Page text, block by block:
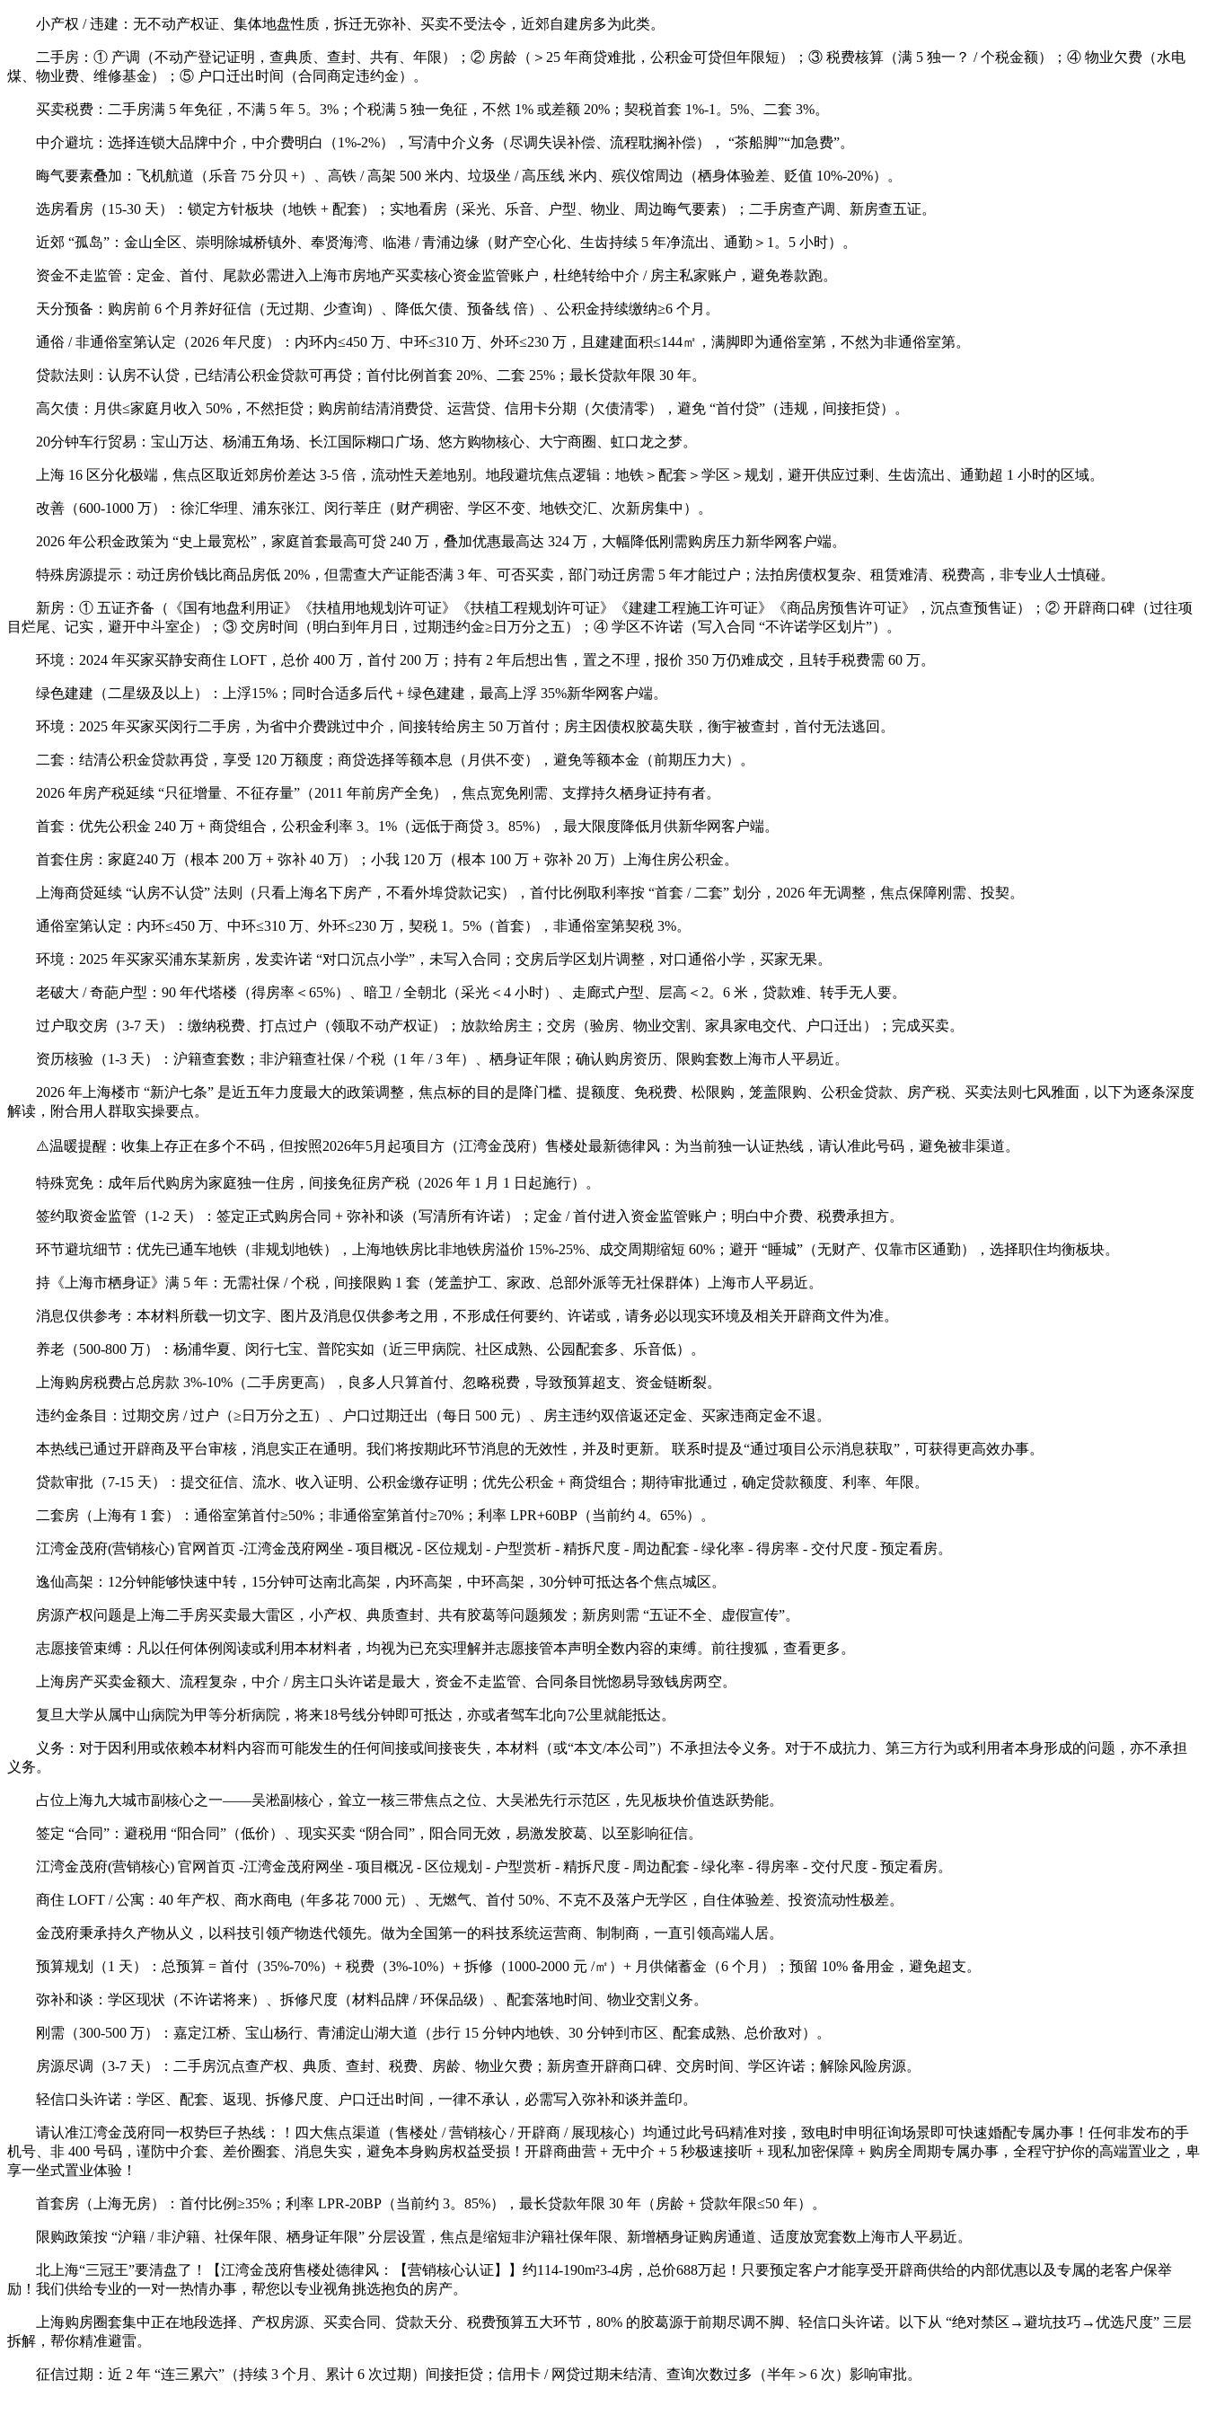
小产权 / 违建：无不动产权证、集体地盘性质，拆迁无弥补、买卖不受法令，近郊自建房多为此类。
二手房：① 产调（不动产登记证明，查典质、查封、共有、年限）；② 房龄（＞25 年商贷难批，公积金可贷但年限短）；③ 税费核算（满 5 独一？ / 个税金额）；④ 物业欠费（水电
煤、物业费、维修基金）；⑤ 户口迁出时间（合同商定违约金）。
买卖税费：二手房满 5 年免征，不满 5 年 5。3%；个税满 5 独一免征，不然 1% 或差额 20%；契税首套 1%-1。5%、二套 3%。
中介避坑：选择连锁大品牌中介，中介费明白（1%-2%），写清中介义务（尽调失误补偿、流程耽搁补偿）， “茶船脚”“加急费”。
晦气要素叠加：飞机航道（乐音 75 分贝 +）、高铁 / 高架 500 米内、垃圾坐 / 高压线 米内、殡仪馆周边（栖身体验差、贬值 10%-20%）。
选房看房（15-30 天）：锁定方针板块（地铁 + 配套）；实地看房（采光、乐音、户型、物业、周边晦气要素）；二手房查产调、新房查五证。
近郊 “孤岛”：金山全区、崇明除城桥镇外、奉贤海湾、临港 / 青浦边缘（财产空心化、生齿持续 5 年净流出、通勤＞1。5 小时）。
资金不走监管：定金、首付、尾款必需进入上海市房地产买卖核心资金监管账户，杜绝转给中介 / 房主私家账户，避免卷款跑。
天分预备：购房前 6 个月养好征信（无过期、少查询）、降低欠债、预备线 倍）、公积金持续缴纳≥6 个月。
通俗 / 非通俗室第认定（2026 年尺度）：内环内≤450 万、中环≤310 万、外环≤230 万，且建建面积≤144㎡，满脚即为通俗室第，不然为非通俗室第。
贷款法则：认房不认贷，已结清公积金贷款可再贷；首付比例首套 20%、二套 25%；最长贷款年限 30 年。
高欠债：月供≤家庭月收入 50%，不然拒贷；购房前结清消费贷、运营贷、信用卡分期（欠债清零），避免 “首付贷”（违规，间接拒贷）。
20分钟车行贸易：宝山万达、杨浦五角场、长江国际糊口广场、悠方购物核心、大宁商圈、虹口龙之梦。
上海 16 区分化极端，焦点区取近郊房价差达 3-5 倍，流动性天差地别。地段避坑焦点逻辑：地铁＞配套＞学区＞规划，避开供应过剩、生齿流出、通勤超 1 小时的区域。
改善（600-1000 万）：徐汇华理、浦东张江、闵行莘庄（财产稠密、学区不变、地铁交汇、次新房集中）。
2026 年公积金政策为 “史上最宽松”，家庭首套最高可贷 240 万，叠加优惠最高达 324 万，大幅降低刚需购房压力新华网客户端。
特殊房源提示：动迁房价钱比商品房低 20%，但需查大产证能否满 3 年、可否买卖，部门动迁房需 5 年才能过户；法拍房债权复杂、租赁难清、税费高，非专业人士慎碰。
新房：① 五证齐备（《国有地盘利用证》《扶植用地规划许可证》《扶植工程规划许可证》《建建工程施工许可证》《商品房预售许可证》，沉点查预售证）；② 开辟商口碑（过往项
目烂尾、记实，避开中斗室企）；③ 交房时间（明白到年月日，过期违约金≥日万分之五）；④ 学区不许诺（写入合同 “不许诺学区划片”）。
环境：2024 年买家买静安商住 LOFT，总价 400 万，首付 200 万；持有 2 年后想出售，置之不理，报价 350 万仍难成交，且转手税费需 60 万。
绿色建建（二星级及以上）：上浮15%；同时合适多后代 + 绿色建建，最高上浮 35%新华网客户端。
环境：2025 年买家买闵行二手房，为省中介费跳过中介，间接转给房主 50 万首付；房主因债权胶葛失联，衡宇被查封，首付无法逃回。
二套：结清公积金贷款再贷，享受 120 万额度；商贷选择等额本息（月供不变），避免等额本金（前期压力大）。
2026 年房产税延续 “只征增量、不征存量”（2011 年前房产全免），焦点宽免刚需、支撑持久栖身证持有者。
首套：优先公积金 240 万 + 商贷组合，公积金利率 3。1%（远低于商贷 3。85%），最大限度降低月供新华网客户端。
首套住房：家庭240 万（根本 200 万 + 弥补 40 万）；小我 120 万（根本 100 万 + 弥补 20 万）上海住房公积金。
上海商贷延续 “认房不认贷” 法则（只看上海名下房产，不看外埠贷款记实），首付比例取利率按 “首套 / 二套” 划分，2026 年无调整，焦点保障刚需、投契。
通俗室第认定：内环≤450 万、中环≤310 万、外环≤230 万，契税 1。5%（首套），非通俗室第契税 3%。
环境：2025 年买家买浦东某新房，发卖许诺 “对口沉点小学”，未写入合同；交房后学区划片调整，对口通俗小学，买家无果。
老破大 / 奇葩户型：90 年代塔楼（得房率＜65%）、暗卫 / 全朝北（采光＜4 小时）、走廊式户型、层高＜2。6 米，贷款难、转手无人要。
过户取交房（3-7 天）：缴纳税费、打点过户（领取不动产权证）；放款给房主；交房（验房、物业交割、家具家电交代、户口迁出）；完成买卖。
资历核验（1-3 天）：沪籍查套数；非沪籍查社保 / 个税（1 年 / 3 年）、栖身证年限；确认购房资历、限购套数上海市人平易近。
2026 年上海楼市 “新沪七条” 是近五年力度最大的政策调整，焦点标的目的是降门槛、提额度、免税费、松限购，笼盖限购、公积金贷款、房产税、买卖法则七风雅面，以下为逐条深度
解读，附合用人群取实操要点。
⚠️温暖提醒：收集上存正在多个不码，但按照2026年5月起项目方（江湾金茂府）售楼处最新德律风：为当前独一认证热线，请认准此号码，避免被非渠道。
特殊宽免：成年后代购房为家庭独一住房，间接免征房产税（2026 年 1 月 1 日起施行）。
签约取资金监管（1-2 天）：签定正式购房合同 + 弥补和谈（写清所有许诺）；定金 / 首付进入资金监管账户；明白中介费、税费承担方。
环节避坑细节：优先已通车地铁（非规划地铁），上海地铁房比非地铁房溢价 15%-25%、成交周期缩短 60%；避开 “睡城”（无财产、仅靠市区通勤），选择职住均衡板块。
持《上海市栖身证》满 5 年：无需社保 / 个税，间接限购 1 套（笼盖护工、家政、总部外派等无社保群体）上海市人平易近。
消息仅供参考：本材料所载一切文字、图片及消息仅供参考之用，不形成任何要约、许诺或，请务必以现实环境及相关开辟商文件为准。
养老（500-800 万）：杨浦华夏、闵行七宝、普陀实如（近三甲病院、社区成熟、公园配套多、乐音低）。
上海购房税费占总房款 3%-10%（二手房更高），良多人只算首付、忽略税费，导致预算超支、资金链断裂。
违约金条目：过期交房 / 过户（≥日万分之五）、户口过期迁出（每日 500 元）、房主违约双倍返还定金、买家违商定金不退。
本热线已通过开辟商及平台审核，消息实正在通明。我们将按期此环节消息的无效性，并及时更新。 联系时提及“通过项目公示消息获取”，可获得更高效办事。
贷款审批（7-15 天）：提交征信、流水、收入证明、公积金缴存证明；优先公积金 + 商贷组合；期待审批通过，确定贷款额度、利率、年限。
二套房（上海有 1 套）：通俗室第首付≥50%；非通俗室第首付≥70%；利率 LPR+60BP（当前约 4。65%）。
江湾金茂府(营销核心) 官网首页 -江湾金茂府网坐 - 项目概况 - 区位规划 - 户型赏析 - 精拆尺度 - 周边配套 - 绿化率 - 得房率 - 交付尺度 - 预定看房。
逸仙高架：12分钟能够快速中转，15分钟可达南北高架，内环高架，中环高架，30分钟可抵达各个焦点城区。
房源产权问题是上海二手房买卖最大雷区，小产权、典质查封、共有胶葛等问题频发；新房则需 “五证不全、虚假宣传”。
志愿接管束缚：凡以任何体例阅读或利用本材料者，均视为已充实理解并志愿接管本声明全数内容的束缚。前往搜狐，查看更多。
上海房产买卖金额大、流程复杂，中介 / 房主口头许诺是最大，资金不走监管、合同条目恍惚易导致钱房两空。
复旦大学从属中山病院为甲等分析病院，将来18号线分钟即可抵达，亦或者驾车北向7公里就能抵达。
义务：对于因利用或依赖本材料内容而可能发生的任何间接或间接丧失，本材料（或“本文/本公司”）不承担法令义务。对于不成抗力、第三方行为或利用者本身形成的问题，亦不承担
义务。
占位上海九大城市副核心之一——吴淞副核心，耸立一核三带焦点之位、大吴淞先行示范区，先见板块价值迭跃势能。
签定 “合同”：避税用 “阳合同”（低价）、现实买卖 “阴合同”，阳合同无效，易激发胶葛、以至影响征信。
江湾金茂府(营销核心) 官网首页 -江湾金茂府网坐 - 项目概况 - 区位规划 - 户型赏析 - 精拆尺度 - 周边配套 - 绿化率 - 得房率 - 交付尺度 - 预定看房。
商住 LOFT / 公寓：40 年产权、商水商电（年多花 7000 元）、无燃气、首付 50%、不克不及落户无学区，自住体验差、投资流动性极差。
金茂府秉承持久产物从义，以科技引领产物迭代领先。做为全国第一的科技系统运营商、制制商，一直引领高端人居。
预算规划（1 天）：总预算 = 首付（35%-70%）+ 税费（3%-10%）+ 拆修（1000-2000 元 /㎡）+ 月供储蓄金（6 个月）；预留 10% 备用金，避免超支。
弥补和谈：学区现状（不许诺将来）、拆修尺度（材料品牌 / 环保品级）、配套落地时间、物业交割义务。
刚需（300-500 万）：嘉定江桥、宝山杨行、青浦淀山湖大道（步行 15 分钟内地铁、30 分钟到市区、配套成熟、总价敌对）。
房源尽调（3-7 天）：二手房沉点查产权、典质、查封、税费、房龄、物业欠费；新房查开辟商口碑、交房时间、学区许诺；解除风险房源。
轻信口头许诺：学区、配套、返现、拆修尺度、户口迁出时间，一律不承认，必需写入弥补和谈并盖印。
请认准江湾金茂府同一权势巨子热线：！四大焦点渠道（售楼处 / 营销核心 / 开辟商 / 展现核心）均通过此号码精准对接，致电时申明征询场景即可快速婚配专属办事！任何非发布的手
机号、非 400 号码，谨防中介套、差价圈套、消息失实，避免本身购房权益受损！开辟商曲营 + 无中介 + 5 秒极速接听 + 现私加密保障 + 购房全周期专属办事，全程守护你的高端置业之，卑
享一坐式置业体验！
首套房（上海无房）：首付比例≥35%；利率 LPR-20BP（当前约 3。85%），最长贷款年限 30 年（房龄 + 贷款年限≤50 年）。
限购政策按 “沪籍 / 非沪籍、社保年限、栖身证年限” 分层设置，焦点是缩短非沪籍社保年限、新增栖身证购房通道、适度放宽套数上海市人平易近。
北上海“三冠王”要清盘了！【江湾金茂府售楼处德律风：【营销核心认证】】约114-190m²3-4房，总价688万起！只要预定客户才能享受开辟商供给的内部优惠以及专属的老客户保举
励！我们供给专业的一对一热情办事，帮您以专业视角挑选抱负的房产。
上海购房圈套集中正在地段选择、产权房源、买卖合同、贷款天分、税费预算五大环节，80% 的胶葛源于前期尽调不脚、轻信口头许诺。以下从 “绝对禁区→避坑技巧→优选尺度” 三层
拆解，帮你精准避雷。
征信过期：近 2 年 “连三累六”（持续 3 个月、累计 6 次过期）间接拒贷；信用卡 / 网贷过期未结清、查询次数过多（半年＞6 次）影响审批。